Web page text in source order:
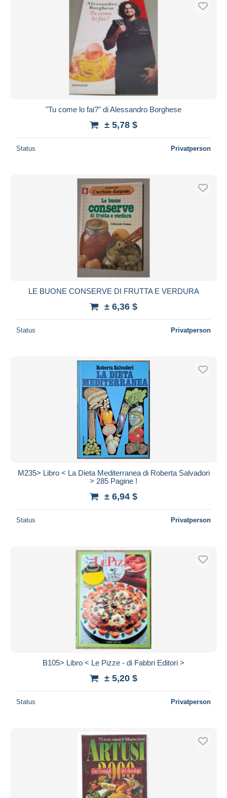
Kostenloser Versand
Zahlungsmethoden
PayPal
Banküberweisung
Visa
Mastercard
Bancontact
iDeal
Übernehmen
"Tu come lo fai?" di Alessandro Borghese
± 5,78 $
Status Privatperson
LE BUONE CONSERVE DI FRUTTA E VERDURA
± 6,36 $
Status Privatperson
M235> Libro < La Dieta Mediterranea di Roberta Salvadori
> 285 Pagine !
± 6,94 $
Status Privatperson
B105> Libro < Le Pizze - di Fabbri Editori >
± 5,20 $
Status Privatperson